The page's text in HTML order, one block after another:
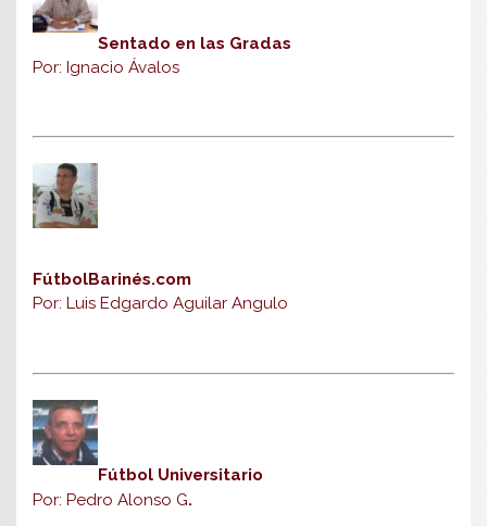
Sentado en las Gradas
Por: Ignacio Ávalos
FútbolBarinés.com
Por: Luis Edgardo Aguilar Angulo
Fútbol Universitario
Por: Pedro Alonso G.